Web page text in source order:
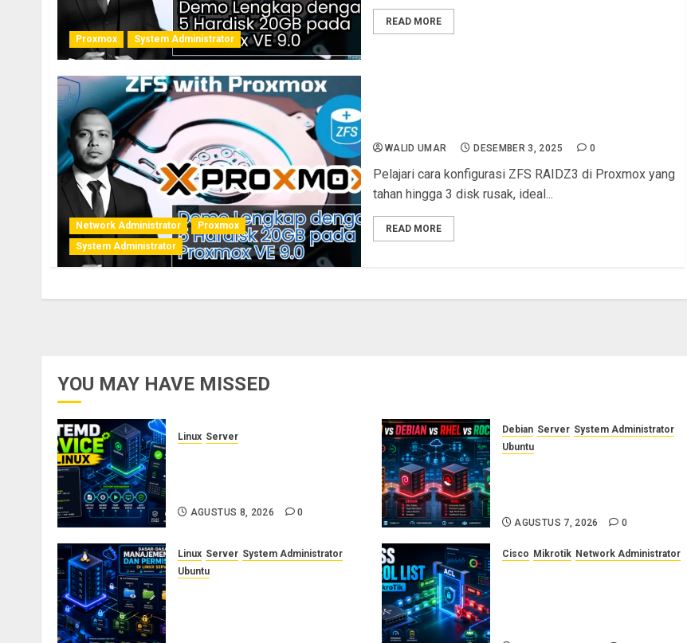
Proxmox System Administrator
READ MORE
Network Administrator
Proxmox
System Administrator
WALID UMAR DESEMBER 3, 2025 0
Pelajari cara konfigurasi ZFS RAIDZ3 di Proxmox yang
tahan hingga 3 disk rusak, ideal...
READ MORE
YOU MAY HAVE MISSED
Linux Server
AGUSTUS 8, 2026 0
Debian Server System Administrator
Ubuntu
AGUSTUS 7, 2026 0
Linux Server System Administrator
Ubuntu
Cisco Mikrotik Network Administrator